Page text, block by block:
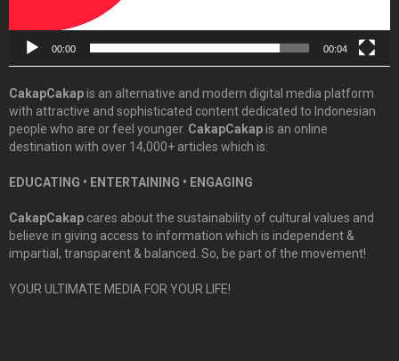
00:00 00:04
CakapCakapis an alternative and modern digital media platform
with attractive and sophisticated content dedicated to Indonesian
people who are or feel younger. CakapCakapis an online
destination with over 14,000+ articles which is:
EDUCATING • ENTERTAINING • ENGAGING
CakapCakap cares about the sustainability of cultural values and
believe in giving access to information which is independent &
impartial, transparent & balanced. So, be part of the movement!
YOUR ULTIMATE MEDIA FOR YOUR LIFE!